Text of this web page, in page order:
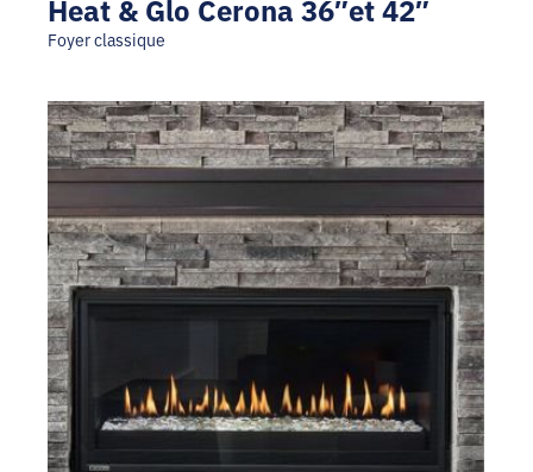
Heat & Glo Cerona 36″et 42″
Foyer classique